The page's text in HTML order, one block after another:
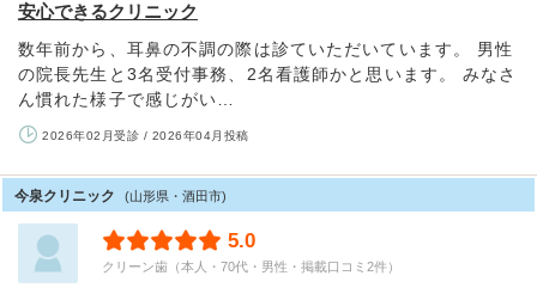
安心できるクリニック
数年前から、耳鼻の不調の際は診ていただいています。 男性
の院長先生と3名受付事務、2名看護師かと思います。 みなさ
ん慣れた様子で感じがい…
2026年02月受診 / 2026年04月投稿
今泉クリニック (山形県・酒田市)
5.0
クリーン歯（本人・70代・男性・掲載口コミ2件）